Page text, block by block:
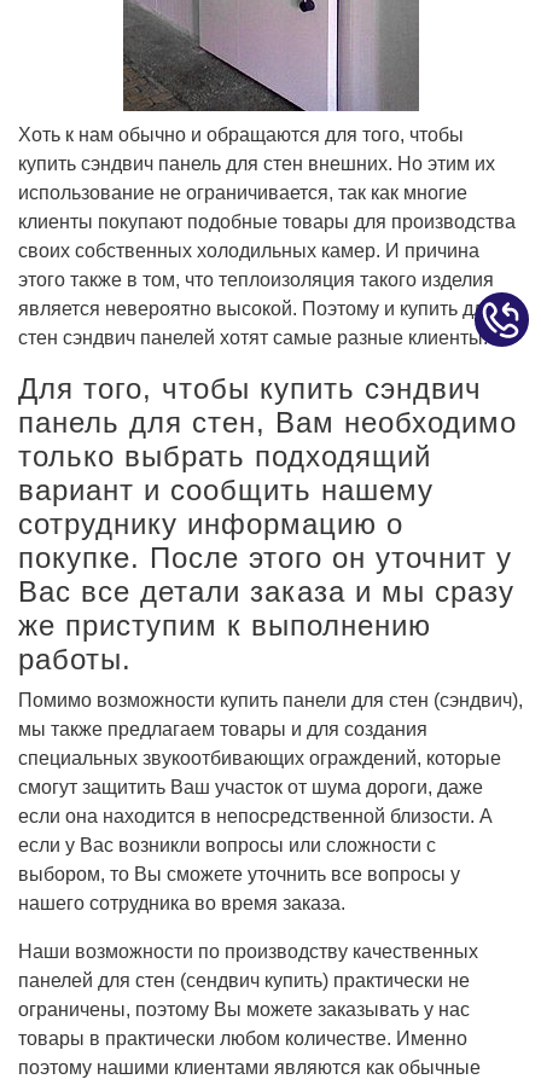
Хоть к нам обычно и обращаются для того, чтобы
купить сэндвич панель для стен внешних. Но этим их
использование не ограничивается, так как многие
клиенты покупают подобные товары для производства
своих собственных холодильных камер. И причина
этого также в том, что теплоизоляция такого изделия
является невероятно высокой. Поэтому и купить для
стен сэндвич панелей хотят самые разные клиенты.
Для того, чтобы купить сэндвич
панель для стен, Вам необходимо
только выбрать подходящий
вариант и сообщить нашему
сотруднику информацию о
покупке. После этого он уточнит у
Вас все детали заказа и мы сразу
же приступим к выполнению
работы.
Помимо возможности купить панели для стен (сэндвич),
мы также предлагаем товары и для создания
специальных звукоотбивающих ограждений, которые
смогут защитить Ваш участок от шума дороги, даже
если она находится в непосредственной близости. А
если у Вас возникли вопросы или сложности с
выбором, то Вы сможете уточнить все вопросы у
нашего сотрудника во время заказа.
Наши возможности по производству качественных
панелей для стен (сендвич купить) практически не
ограничены, поэтому Вы можете заказывать у нас
товары в практически любом количестве. Именно
поэтому нашими клиентами являются как обычные